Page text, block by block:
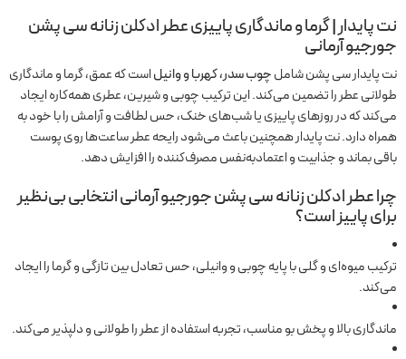
نت پایدار | گرما و ماندگاری پاییزیعطر ادکلن زنانه سی پشن
جورجیو آرمانی
نت پایدار سی پشن شاملچوب سدر، کهربا و وانیلاست که عمق، گرما و ماندگاری
طولانی عطر را تضمین می‌کند. این ترکیب چوبی و شیرین، عطری همه‌کاره ایجاد
می‌کند که در روزهای پاییزی یا شب‌های خنک، حس لطافت و آرامش را با خود به
همراه دارد. نت پایدار همچنین باعث می‌شود رایحه عطر ساعت‌ها روی پوست
باقی بماند و جذابیت و اعتمادبه‌نفس مصرف‌کننده را افزایش دهد.
چراعطر ادکلن زنانه سی پشن جورجیو آرمانیانتخابی بی‌نظیر
برای پاییز است؟
ترکیب میوه‌ای و گلی با پایه چوبی و وانیلی، حس تعادل بین تازگی و گرما را ایجاد
می‌کند.
ماندگاری بالا و پخش بو مناسب، تجربه استفاده از عطر را طولانی و دلپذیر می‌کند.